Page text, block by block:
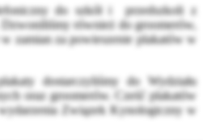
do szkół i przedszkoli z
również do groomerów,
zamian za powieszenie plakatów w
dostarczyliśmy do Wydziału
oraz groomerów. Cześć plakatów
Związek Kynologiczny w